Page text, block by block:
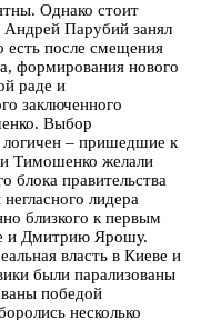
Однако стоит
Андрей Парубий занял
есть после смещения
формирования нового
раде и
заключенного
Выбор
– пришедшие к
Тимошенко желали
блока правительства
лидера
близкого к первым
и Дмитрию Ярошу.
власть в Киеве и
были парализованы
победой
несколько